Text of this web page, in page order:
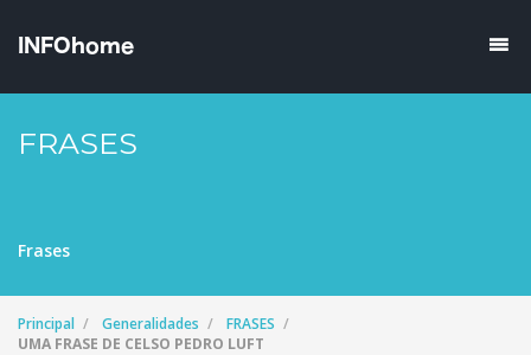
FRASES
Frases
Principal Generalidades
FRASES
UMA FRASE DE CELSO PEDRO LUFT